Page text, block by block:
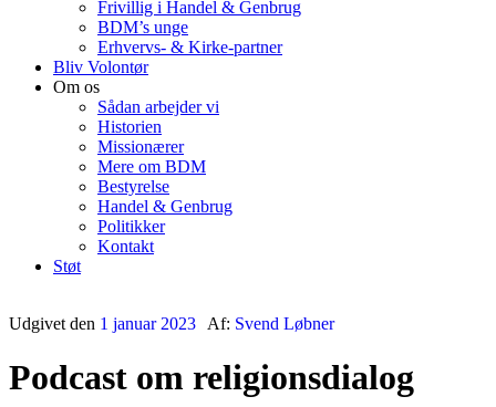
Frivillig i Handel & Genbrug
BDM’s unge
Erhvervs- & Kirke-partner
Bliv Volontør
Om os
Sådan arbejder vi
Historien
Missionærer
Mere om BDM
Bestyrelse
Handel & Genbrug
Politikker
Kontakt
Støt
Udgivet den 1 januar 2023 Af: Svend Løbner
Podcast om religionsdialog